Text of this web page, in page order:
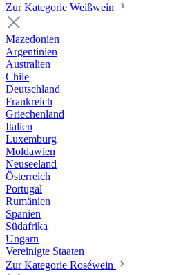
Zur Kategorie Weißwein
Mazedonien
Argentinien
Australien
Chile
Deutschland
Frankreich
Griechenland
Italien
Luxemburg
Moldawien
Neuseeland
Österreich
Portugal
Rumänien
Spanien
Südafrika
Ungarn
Vereinigte Staaten
Zur Kategorie Roséwein